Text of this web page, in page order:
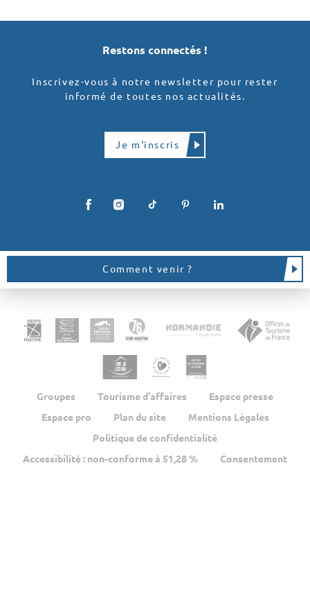
Restons connectés !
Inscrivez-vous à notre newsletter pour rester
informé de toutes nos actualités.
Je m'inscris
Comment venir ?
Groupes Tourisme d'affaires
Espace presse
Espace pro
Plan du site
Mentions Légales
Politique de confidentialité
Accessibilité : non-conforme à 51,28 %
Consentement